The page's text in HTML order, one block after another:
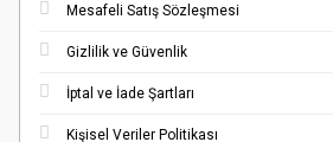
Mesafeli Satış Sözleşmesi
Gizlilik ve Güvenlik
İptal ve İade Şartları
Kişisel Veriler Politikası